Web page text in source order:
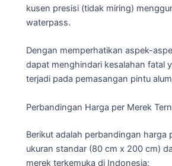
kusen presisi (tidak miring)
waterpass.
Dengan memperhatikan aspek-
dapat menghindari kesalahan fatal
terjadi pada pemasangan pintu
Perbandingan Harga per Merek
Berikut adalah perbandingan harga
ukuran standar (80 cm x 200 cm)
merek terkemuka di Indonesia: